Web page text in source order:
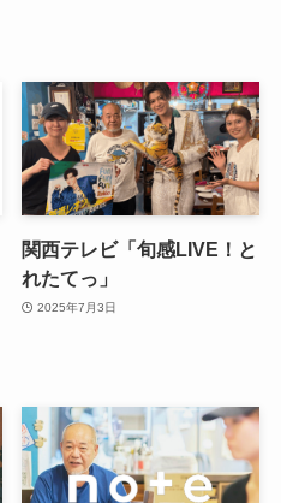
関西テレビ「旬感LIVE！と
れたてっ」
2025年7月3日